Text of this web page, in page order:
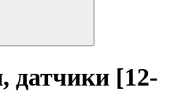
датчики [12-